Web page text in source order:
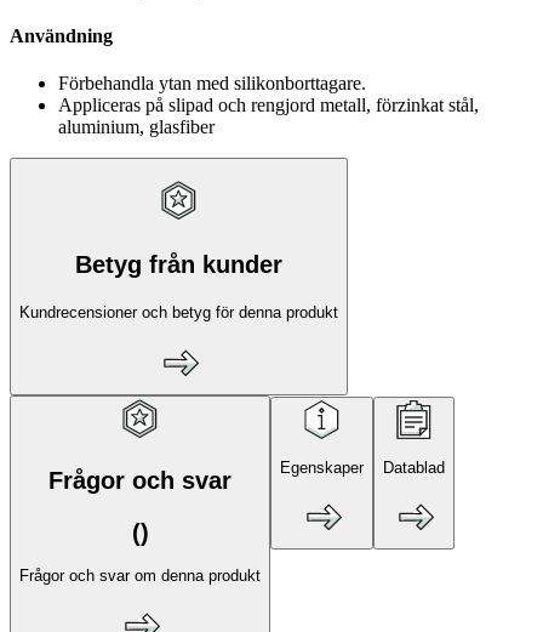
Användning
Förbehandla ytan med silikonborttagare.
Appliceras på slipad och rengjord metall, förzinkat stål,
aluminium, glasfiber
Betyg från kunder
Kundrecensioner och betyg för denna produkt
Frågor och svar
()
Frågor och svar om denna produkt
Egenskaper Datablad